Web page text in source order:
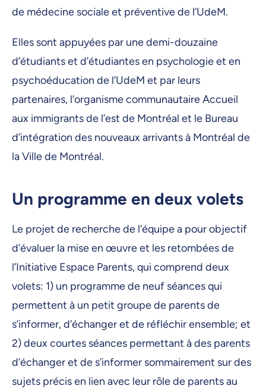
de médecine sociale et préventive de l’UdeM.
Elles sont appuyées par une demi-douzaine
d’étudiants et d’étudiantes en psychologie et en
psychoéducation de l’UdeM et par leurs
partenaires, l’organisme communautaire Accueil
aux immigrants de l’est de Montréal et le Bureau
d’intégration des nouveaux arrivants à Montréal de
la Ville de Montréal.
Un programme en deux volets
Le projet de recherche de l’équipe a pour objectif
d’évaluer la mise en œuvre et les retombées de
l’Initiative Espace Parents, qui comprend deux
volets: 1) un programme de neuf séances qui
permettent à un petit groupe de parents de
s’informer, d’échanger et de réfléchir ensemble; et
2) deux courtes séances permettant à des parents
d’échanger et de s’informer sommairement sur des
sujets précis en lien avec leur rôle de parents au